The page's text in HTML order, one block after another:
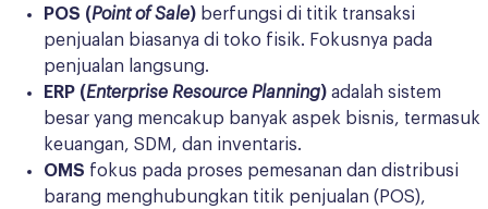
POS (Point of Sale) berfungsi di titik transaksi
penjualan biasanya di toko fisik. Fokusnya pada
penjualan langsung.
ERP (Enterprise Resource Planning) adalah sistem
besar yang mencakup banyak aspek bisnis, termasuk
keuangan, SDM, dan inventaris.
OMS fokus pada proses pemesanan dan distribusi
barang menghubungkan titik penjualan (POS),